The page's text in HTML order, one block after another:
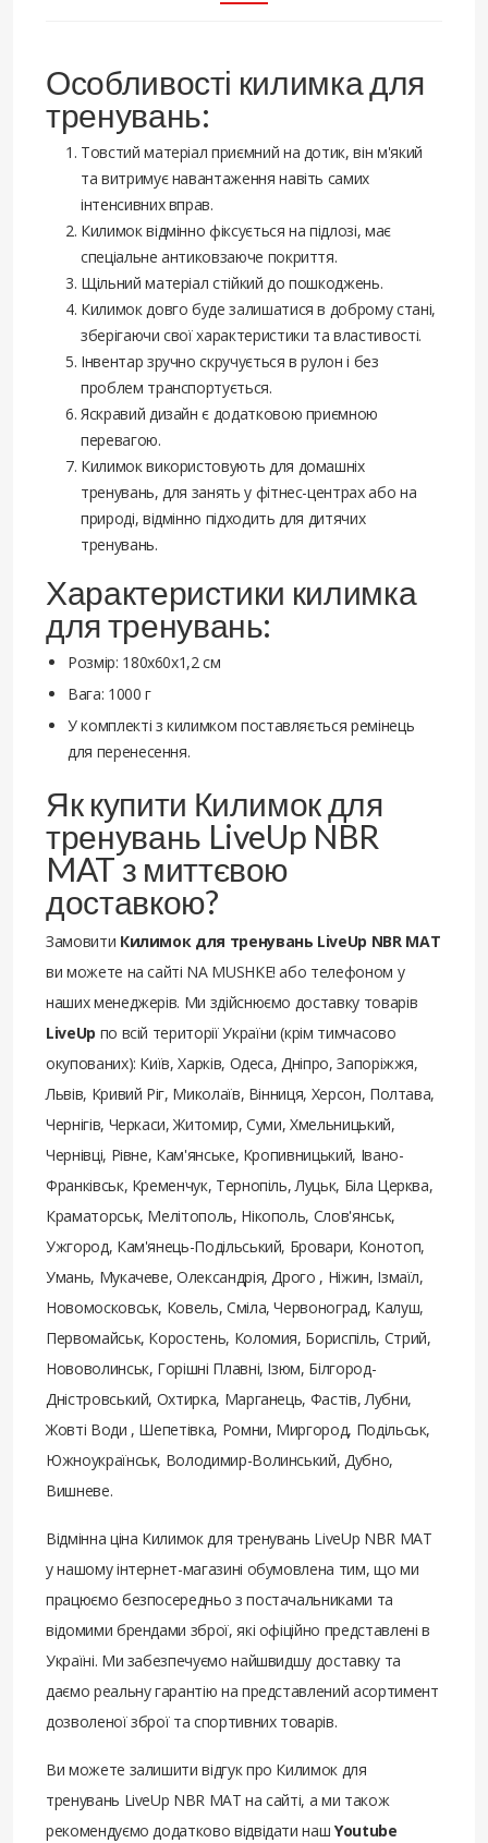
Особливості килимка для
тренувань:
Товстий матеріал приємний на дотик, він м'який
та витримує навантаження навіть самих
інтенсивних вправ.
Килимок відмінно фіксується на підлозі, має
спеціальне антиковзаюче покриття.
Щільний матеріал стійкий до пошкоджень.
Килимок довго буде залишатися в доброму стані,
зберігаючи свої характеристики та властивості.
Інвентар зручно скручується в рулон і без
проблем транспортується.
Яскравий дизайн є додатковою приємною
перевагою.
Килимок використовують для домашніх
тренувань, для занять у фітнес-центрах або на
природі, відмінно підходить для дитячих
тренувань.
Характеристики килимка
для тренувань:
Розмір: 180x60x1,2 см
Вага: 1000 г
У комплекті з килимком поставляється ремінець
для перенесення.
Як купити Килимок для
тренувань LiveUp NBR
MAT з миттєвою
доставкою?
Замовити Килимок для тренувань LiveUp NBR MAT
ви можете на сайті NA MUSHKE! або телефоном у
наших менеджерів. Ми здійснюємо доставку товарів
LiveUp по всій території України (крім тимчасово
окупованих): Київ, Харків, Одеса, Дніпро, Запоріжжя,
Львів, Кривий Ріг, Миколаїв, Вінниця, Херсон, Полтава,
Чернігів, Черкаси, Житомир, Суми, Хмельницький,
Чернівці, Рівне, Кам'янське, Кропивницький, Івано-
Франківськ, Кременчук, Тернопіль, Луцьк, Біла Церква,
Краматорськ, Мелітополь, Нікополь, Слов'янськ,
Ужгород, Кам'янець-Подільський, Бровари, Конотоп,
Умань, Мукачеве, Олександрія, Дрого , Ніжин, Ізмаїл,
Новомосковськ, Ковель, Сміла, Червоноград, Калуш,
Первомайськ, Коростень, Коломия, Бориспіль, Стрий,
Нововолинськ, Горішні Плавні, Ізюм, Білгород-
Дністровський, Охтирка, Марганець, Фастів, Лубни,
Жовті Води , Шепетівка, Ромни, Миргород, Подільськ,
Южноукраїнськ, Володимир-Волинський, Дубно,
Вишневе.
Відмінна ціна Килимок для тренувань LiveUp NBR MAT
у нашому інтернет-магазині обумовлена ​​тим, що ми
працюємо безпосередньо з постачальниками та
відомими брендами зброї, які офіційно представлені в
Україні. Ми забезпечуємо найшвидшу доставку та
даємо реальну гарантію на представлений асортимент
дозволеної зброї та спортивних товарів.
Ви можете залишити відгук про Килимок для
тренувань LiveUp NBR MAT на сайті, а ми також
рекомендуємо додатково відвідати нашYoutube